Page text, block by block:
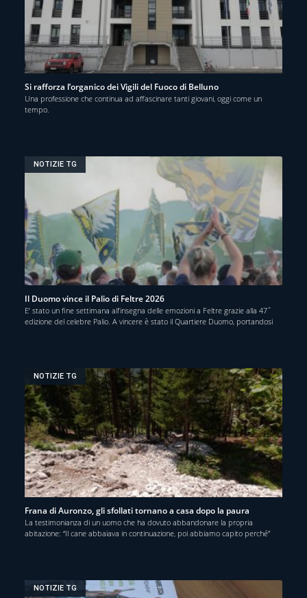
Si rafforza l’organico dei Vigili del Fuoco di Belluno
Una professione che continua ad affascinare tanti giovani, oggi come un
tempo.
NOTIZIE TG
Il Duomo vince il Palio di Feltre 2026
E’ stato un fine settimana all’insegna delle emozioni a Feltre grazie alla 47ˆ
edizione del celebre Palio. A vincere è stato il Quartiere Duomo, portandosi
NOTIZIE TG
Frana di Auronzo, gli sfollati tornano a casa dopo la paura
La testimonianza di un uomo che ha dovuto abbandonare la propria
abitazione: “Il cane abbaiava in continuazione, poi abbiamo capito perché”
NOTIZIE TG